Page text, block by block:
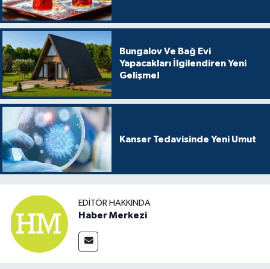
Bungalov Ve Bağ Evi
Yapacakları İlgilendiren Yeni
Gelişme!
Kanser Tedavisinde Yeni Umut
EDITÖR HAKKINDA
Haber Merkezi